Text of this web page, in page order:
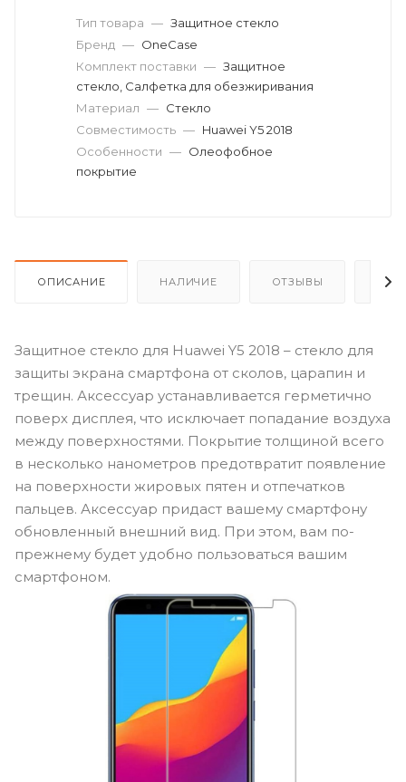
Тип товара — Защитное стекло
Бренд — OneCase
Комплект поставки — Защитное
стекло, Салфетка для обезжиривания
Материал — Стекло
Совместимость — Huawei Y5 2018
Особенности — Олеофобное
покрытие
ОПИСАНИЕ НАЛИЧИЕ ОТЗЫВЫ
Защитное стекло для Huawei Y5 2018 – стекло для
защиты экрана смартфона от сколов, царапин и
трещин. Аксессуар устанавливается герметично
поверх дисплея, что исключает попадание воздуха
между поверхностями. Покрытие толщиной всего
в несколько нанометров предотвратит появление
на поверхности жировых пятен и отпечатков
пальцев. Аксессуар придаст вашему смартфону
обновленный внешний вид. При этом, вам по-
прежнему будет удобно пользоваться вашим
смартфоном.